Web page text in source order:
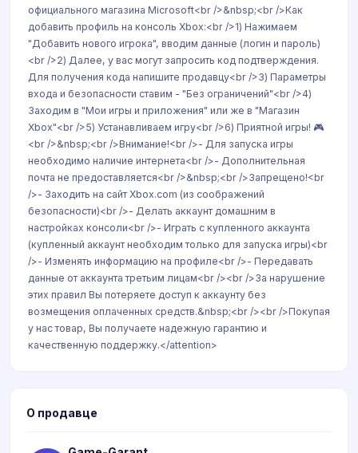
официального магазина Microsoft<br />​&nbsp;<br />Как
добавить профиль на консоль Xbox:<br />1) Нажимаем
"Добавить нового игрока", вводим данные (логин и пароль)
<br />2) Далее, у вас могут запросить код подтверждения.
Для получения кода напишите продавцу<br />3) Параметры
входа и безопасности ставим - "Без ограничений"<br />4)
Заходим в "Мои игры и приложения" или же в "Магазин
Xbox"<br />5) Устанавливаем игру<br />6) Приятной игры! 🎮
<br />&nbsp;<br />Внимание!<br />- Для запуска игры
необходимо наличие интернета<br />- Дополнительная
почта не предоставляется<br />&nbsp;<br />Запрещено!<br
/>- Заходить на сайт Xbox.com (из соображений
безопасности)<br />- Делать аккаунт домашним в
настройках консоли<br />- Играть с купленного аккаунта
(купленный аккаунт необходим только для запуска игры)<br
/>- Изменять информацию на профиле<br />- Передавать
данные от аккаунта третьим лицам<br /><br />За нарушение
этих правил Вы потеряете доступ к аккаунту без
возмещения оплаченных средств.&nbsp;<br /><br />Покупая
у нас товар, Вы получаете надежную гарантию и
качественную поддержку.</attention>
О продавце